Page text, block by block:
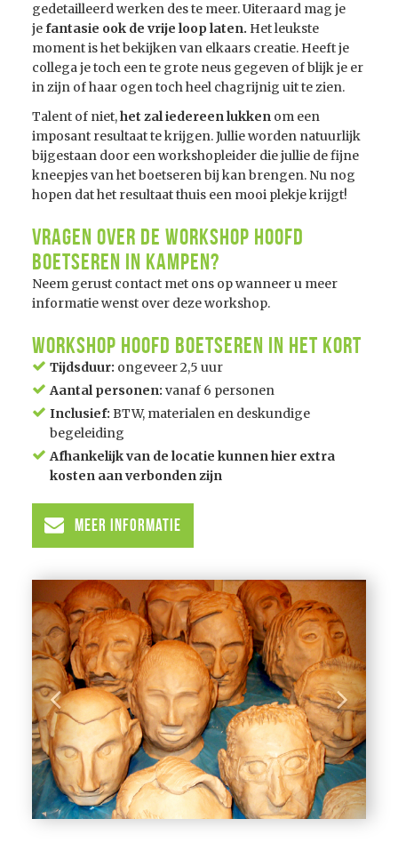
gedetailleerd werken des te meer. Uiteraard mag je
jefantasie ook de vrije loop laten. Het leukste
moment is het bekijken van elkaars creatie. Heeft je
collega je toch een te grote neus gegeven of blijk je er
in zijn of haar ogen toch heel chagrijnig uit te zien.
Talent of niet,het zal iedereen lukken om een
imposant resultaat te krijgen. Jullie worden natuurlijk
bijgestaan door een workshopleider die jullie de fijne
kneepjes van het boetseren bij kan brengen. Nu nog
hopen dat het resultaat thuis een mooi plekje krijgt!
Vragen over de Workshop Hoofd
Boetseren in Kampen?
Neem gerust contact met ons op wanneer u meer
informatie wenst over deze workshop.
Workshop Hoofd Boetseren in het kort
Tijdsduur: ongeveer 2,5 uur
Aantal personen: vanaf 6 personen
Inclusief: BTW, materialen en deskundige
begeleiding
Afhankelijk van de locatie kunnen hier extra
kosten aan verbonden zijn
Meer informatie